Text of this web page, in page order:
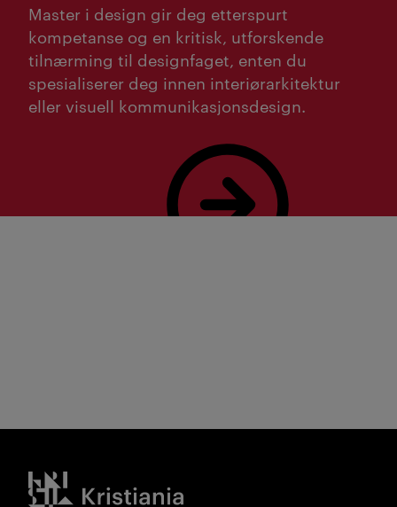
Master i design gir deg etterspurt
kompetanse og en kritisk, utforskende
tilnærming til designfaget, enten du
spesialiserer deg innen interiørarkitektur
eller visuell kommunikasjonsdesign.
Kristiania logo